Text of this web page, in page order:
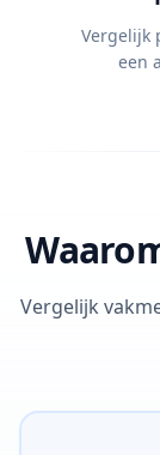
Vergelijk
een
Vergelijk